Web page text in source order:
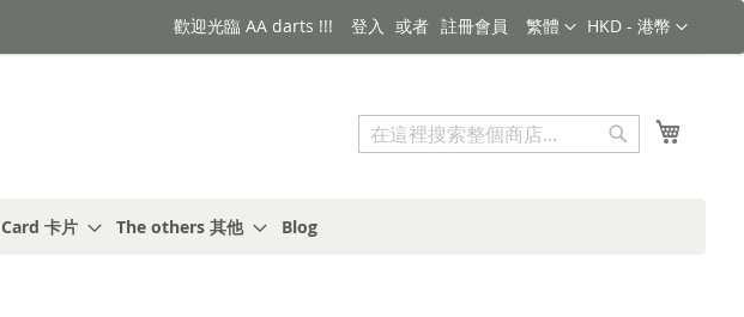
金額
HKD - 港幣
語言
繁體
歡迎光臨 AA darts !!! 登入 註冊會員
搜索
Card 卡片 The others 其他 Blog